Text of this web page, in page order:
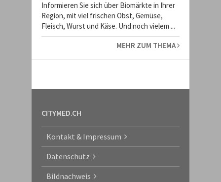
Informieren Sie sich über Biomärkte in Ihrer
Region, mit viel frischen Obst, Gemüse,
Fleisch, Wurst und Käse. Und noch vielem ...
MEHR ZUM THEMA
CITYMED.CH
Kontakt & Impressum
Datenschutz
Bildnachweis